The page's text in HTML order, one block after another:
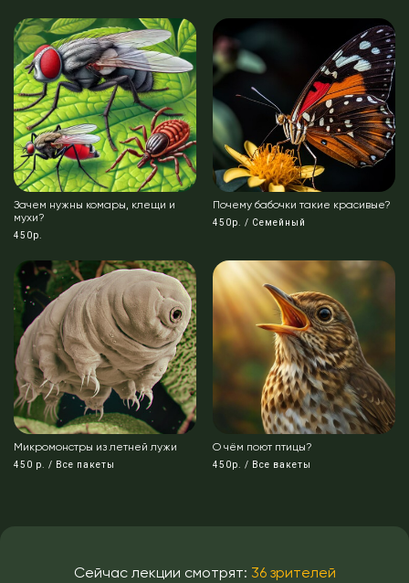
450р.
Зачем нужны комары, клещи и
мухи?
450р. / Семейный
Почему бабочки такие красивые?
450 р. / Все пакеты
Микромонстры из летней лужи
450р. / Все вакеты
О чём поют птицы?
Сейчас лекции смотрят: 36 зрителей